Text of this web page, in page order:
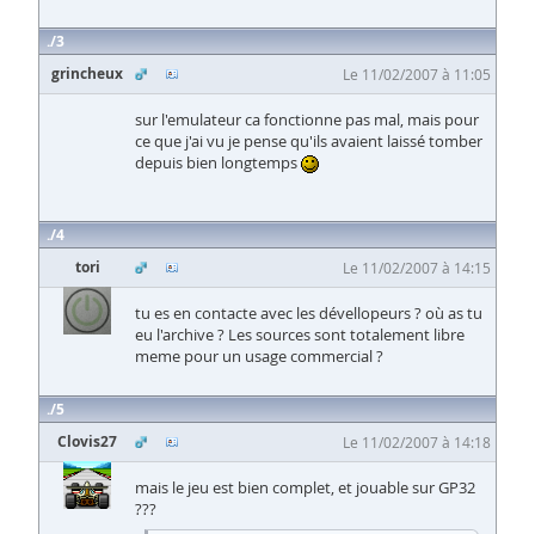
3
grincheux
Le 11/02/2007 à 11:05
sur l'emulateur ca fonctionne pas mal, mais pour
ce que j'ai vu je pense qu'ils avaient laissé tomber
depuis bien longtemps
4
tori
Le 11/02/2007 à 14:15
tu es en contacte avec les dévellopeurs ? où as tu
eu l'archive ? Les sources sont totalement libre
meme pour un usage commercial ?
5
Clovis27
Le 11/02/2007 à 14:18
mais le jeu est bien complet, et jouable sur GP32
???